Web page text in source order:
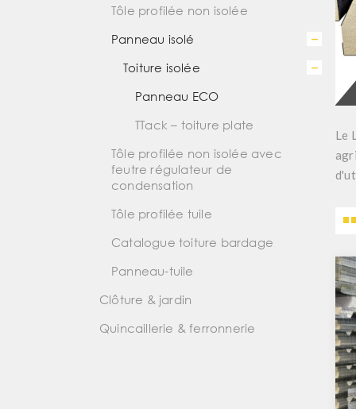
Le
Tôle profilée non isolée
Panneau isolé
Toiture isolée
Panneau ECO
TTack – toiture plate
Tôle profilée non isolée avec
feutre régulateur de
condensation
Tôle profilée tuile
Catalogue toiture bardage
Panneau-tuile
Clôture & jardin
Quincaillerie & ferronnerie